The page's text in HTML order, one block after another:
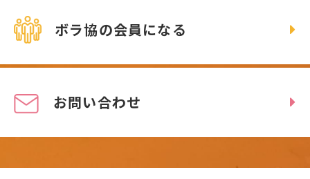
ボラ協の会員になる
お問い合わせ